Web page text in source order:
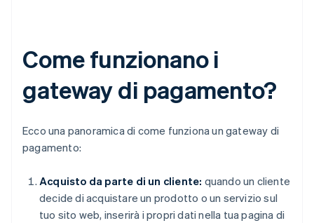
Come funzionano i
gateway di pagamento?
Ecco una panoramica di come funziona un gateway di
pagamento:
Acquisto da parte di un cliente: quando un cliente
decide di acquistare un prodotto o un servizio sul
tuo sito web, inserirà i propri dati nella tua pagina di